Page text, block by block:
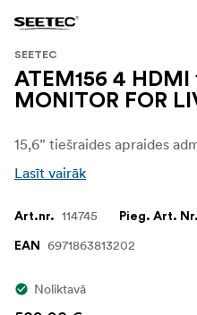
SEETEC
ATEM156 4 HDMI
MONITOR FOR
Lasīt vairāk
Art.nr. 114745 Pieg. Art. Nr.
EAN 6971863813202
Noliktavā